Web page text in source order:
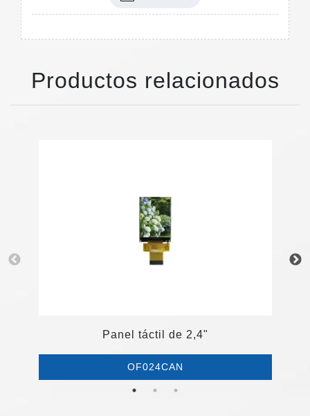
Productos relacionados
Panel táctil de 2,4"
OF024CAN